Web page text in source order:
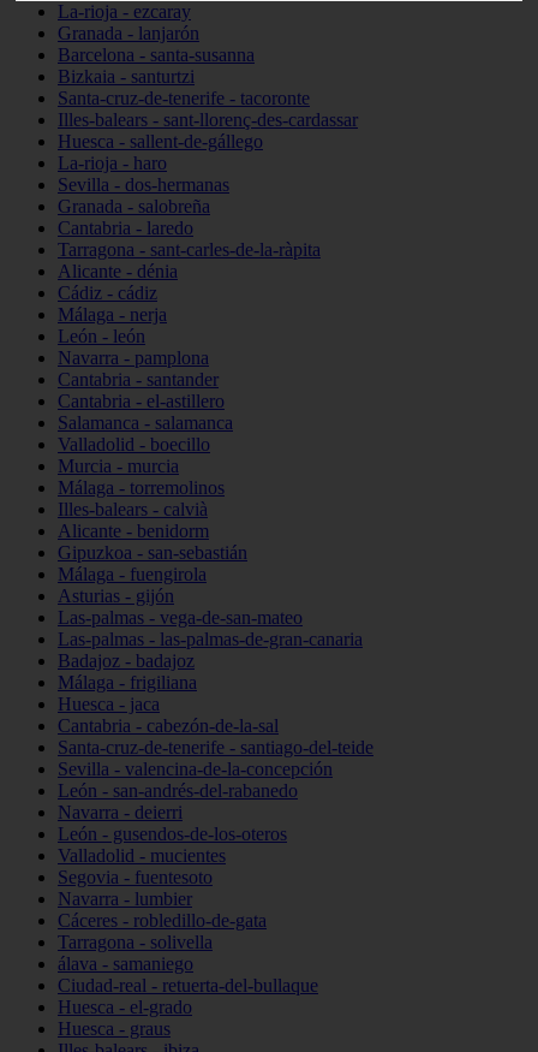
La-rioja - ezcaray
Granada - lanjarón
Barcelona - santa-susanna
Bizkaia - santurtzi
Santa-cruz-de-tenerife - tacoronte
Illes-balears - sant-llorenç-des-cardassar
Huesca - sallent-de-gállego
La-rioja - haro
Sevilla - dos-hermanas
Granada - salobreña
Cantabria - laredo
Tarragona - sant-carles-de-la-ràpita
Alicante - dénia
Cádiz - cádiz
Málaga - nerja
León - león
Navarra - pamplona
Cantabria - santander
Cantabria - el-astillero
Salamanca - salamanca
Valladolid - boecillo
Murcia - murcia
Málaga - torremolinos
Illes-balears - calvià
Alicante - benidorm
Gipuzkoa - san-sebastián
Málaga - fuengirola
Asturias - gijón
Las-palmas - vega-de-san-mateo
Las-palmas - las-palmas-de-gran-canaria
Badajoz - badajoz
Málaga - frigiliana
Huesca - jaca
Cantabria - cabezón-de-la-sal
Santa-cruz-de-tenerife - santiago-del-teide
Sevilla - valencina-de-la-concepción
León - san-andrés-del-rabanedo
Navarra - deierri
León - gusendos-de-los-oteros
Valladolid - mucientes
Segovia - fuentesoto
Navarra - lumbier
Cáceres - robledillo-de-gata
Tarragona - solivella
álava - samaniego
Ciudad-real - retuerta-del-bullaque
Huesca - el-grado
Huesca - graus